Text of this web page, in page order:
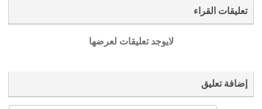
تعليقات القراء
لايوجد تعليقات لعرضها
إضافة تعليق